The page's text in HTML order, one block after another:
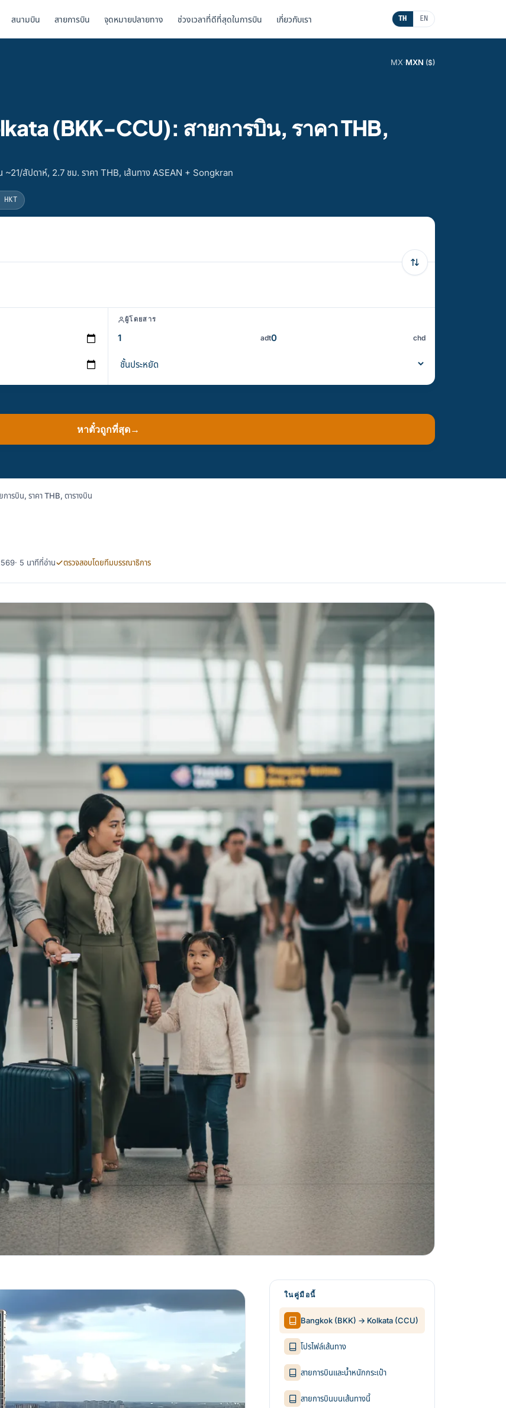
สนามบิน สายการบิน จุดหมายปลายทาง ช่วงเวลาที่ดีที่สุดในการบิน เกี่ยวกับเรา TH EN
MX·MXN ($)
(BKK-CCU): สายการบิน, ราคา THB,
สัปดาห์, 2.7 ชม. ราคา THB, เส้นทาง ASEAN + Songkran
HKT
ผู้โดยสาร
adt chd
หาตั๋วถูกที่สุด→
ารบิน, ราคา THB, ตารางบิน
· 5 นาทีที่อ่าน ตรวจสอบโดยทีมบรรณาธิการ
ในคู่มือนี้
Bangkok (BKK) → Kolkata (CCU)
โปรไฟล์เส้นทาง
สายการบินและน้ำหนักกระเป๋า
สายการบินบนเส้นทางนี้